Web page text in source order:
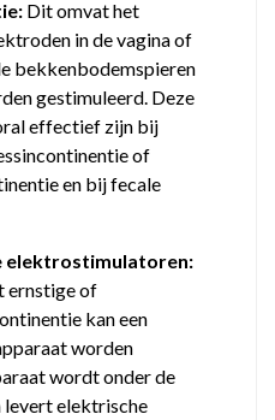
Dit omvat het
in de vagina of
bekkenbodemspieren
gestimuleerd. Deze
effectief zijn bij
of
en bij fecale
elektrostimulatoren:
ernstige of
kan een
worden
wordt onder de
levert elektrische